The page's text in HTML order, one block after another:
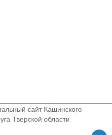
сайт Кашинского
Тверской области